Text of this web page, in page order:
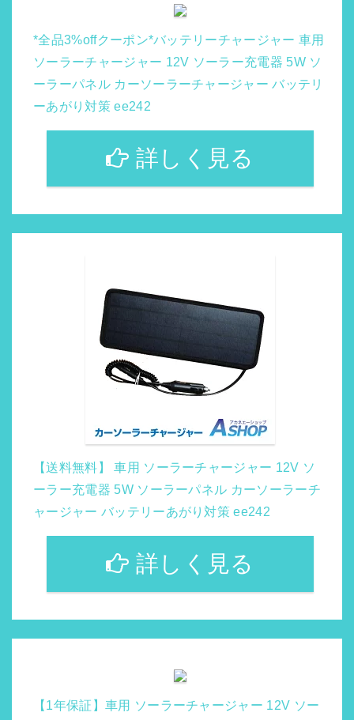
*全品3%offクーポン*バッテリーチャージャー 車用
ソーラーチャージャー 12V ソーラー充電器 5W ソ
ーラーパネル カーソーラーチャージャー バッテリ
ーあがり対策 ee242
詳しく見る
【送料無料】 車用 ソーラーチャージャー 12V ソ
ーラー充電器 5W ソーラーパネル カーソーラーチ
ャージャー バッテリーあがり対策 ee242
詳しく見る
【1年保証】車用 ソーラーチャージャー 12V ソー